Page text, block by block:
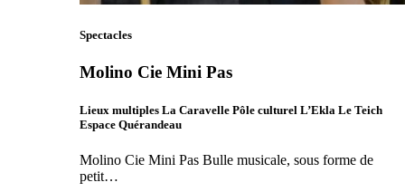
Spectacles
Molino Cie Mini Pas
Lieux multiples La Caravelle Pôle culturel L’Ekla Le Teich
Espace Quérandeau
Molino Cie Mini Pas Bulle musicale, sous forme de
petit…